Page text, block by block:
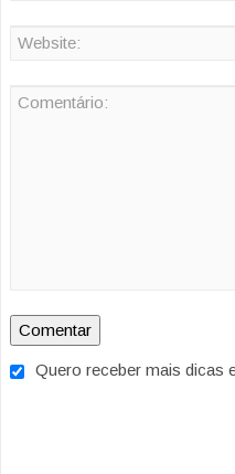
Quero receber mais dicas